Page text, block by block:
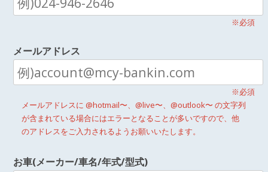
※必須
メールアドレス
※必須
メールアドレスに @hotmail〜、@live〜、@outlook〜 の文字列
が含まれている場合にはエラーとなることが多いですので、他
のアドレスをご入力されるようお願いいたします。
お車(メーカー/車名/年式/型式)